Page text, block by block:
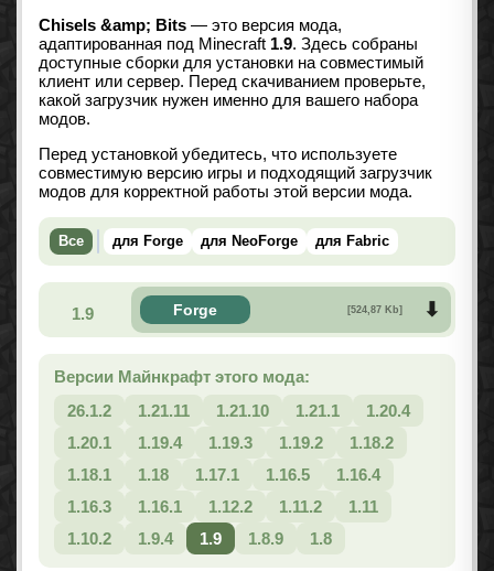
Chisels &amp; Bits — это версия мода,
адаптированная под Minecraft 1.9. Здесь собраны
доступные сборки для установки на совместимый
клиент или сервер. Перед скачиванием проверьте,
какой загрузчик нужен именно для вашего набора
модов.
Перед установкой убедитесь, что используете
совместимую версию игры и подходящий загрузчик
модов для корректной работы этой версии мода.
Все для Forge для NeoForge для Fabric
1.9 Forge [524,87 Kb]
Версии Майнкрафт этого мода:
26.1.2
1.21.11 1.21.10 1.21.1
1.20.4
1.20.1
1.19.4 1.19.3 1.19.2
1.18.2
1.18.1
1.18 1.17.1 1.16.5
1.16.4
1.16.3
1.16.1 1.12.2 1.11.2
1.11
1.10.2
1.9.4 1.9 1.8.9 1.8